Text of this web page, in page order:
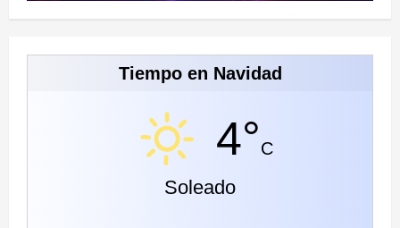
Tiempo en Navidad
4°C
Soleado